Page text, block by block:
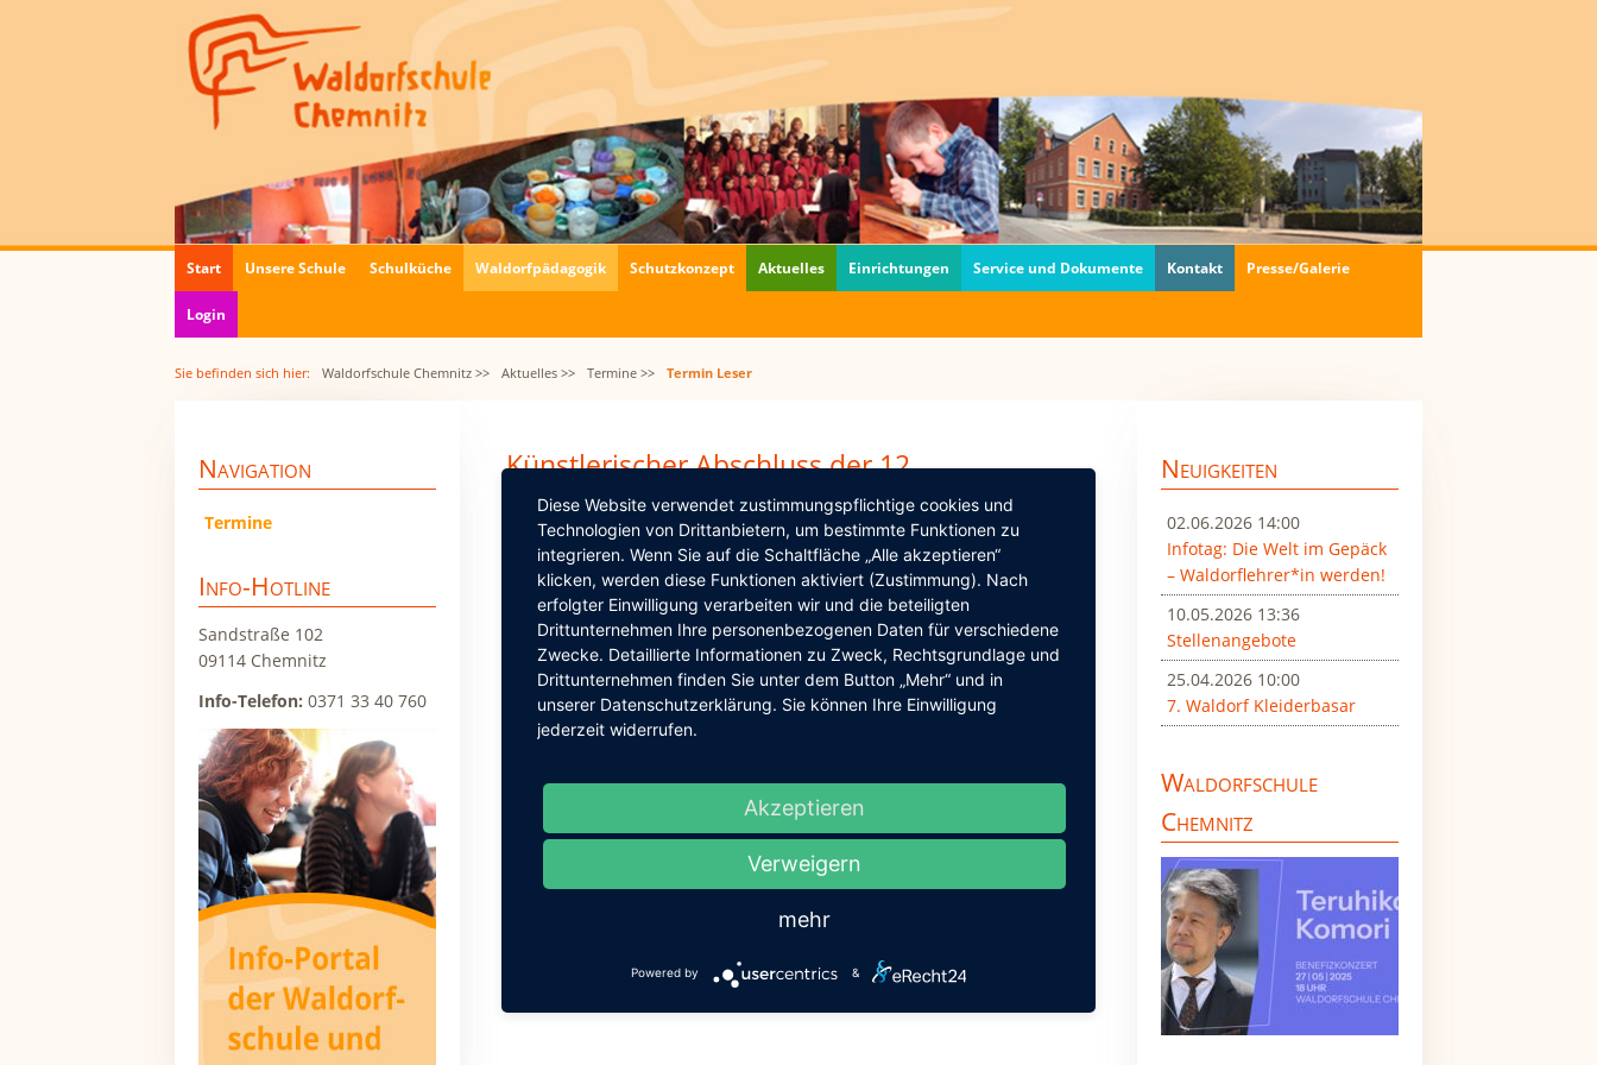
Navigation
Start Unsere Schule Schulküche Waldorfpädagogik Schutzkonzept Aktuelles Einrichtungen Service und Dokumente Kontakt Presse/Galerie
Login
Sie befinden sich hier: Waldorfschule Chemnitz >> Aktuelles >> Termine >> Termin Leser
Künstlerischer Abschluss der 12.
Eine Schule ist ein Ort des Lebens und der Entwicklung, getragen von
Eltern, Lehrern und vor allen Dingen Schülern. Sie organisieren
Workshops, soziale Projekte, eine Schülerband u.v.m. All das zeichnet ein
Bild dessen, was junge Erwachsene hier bewegt.
In der 12. Klasse bietet unsere Schule eine große Breite an
Ausdrucksmöglichkeiten. Im Rahmen des Waldorfabschlusses können
die Schüler sich selbstgewählten Themen wissenschaftlich, künstlerisch
individuelle künstlerische Abschluss und die Jahresarbeiten jedes
Einzelnen bilden den Grundstock des Waldorfabschlusses.
Im künstlerischen Abschluss können die Schüler ihr eigenes kreatives
Potential ausschöpfen. Sie entscheiden nach eigenem Interesse, Können
und Neigung ihr Mitwirken am gemeinsamen Show-Programm. Ob
die Bandbreite und Ideenvielfalt unserer 12. Klässler und wünschen
Navigation
Navigation
Termine
Info-Hotline
Sandstraße 102
09114 Chemnitz
Info-Telefon: 0371 33 40 760
Neuigkeiten
02.06.2026 14:00
Infotag: Die Welt im Gepäck
– Waldorflehrer*in werden!
10.05.2026 13:36
Stellenangebote
25.04.2026 10:00
7. Waldorf Kleiderbasar
Waldorfschule
Chemnitz
Diese Website verwendet zustimmungspflichtige cookies und
Technologien von Drittanbietern, um bestimmte Funktionen zu
integrieren. Wenn Sie auf die Schaltfläche „Alle akzeptieren“
klicken, werden diese Funktionen aktiviert (Zustimmung). Nach
erfolgter Einwilligung verarbeiten wir und die beteiligten
Drittunternehmen Ihre personenbezogenen Daten für verschiedene
Zwecke. Detaillierte Informationen zu Zweck, Rechtsgrundlage und
Drittunternehmen finden Sie unter dem Button „Mehr“ und in
unserer Datenschutzerklärung. Sie können Ihre Einwilligung
jederzeit widerrufen.
Akzeptieren
Verweigern
mehr
Powered by &